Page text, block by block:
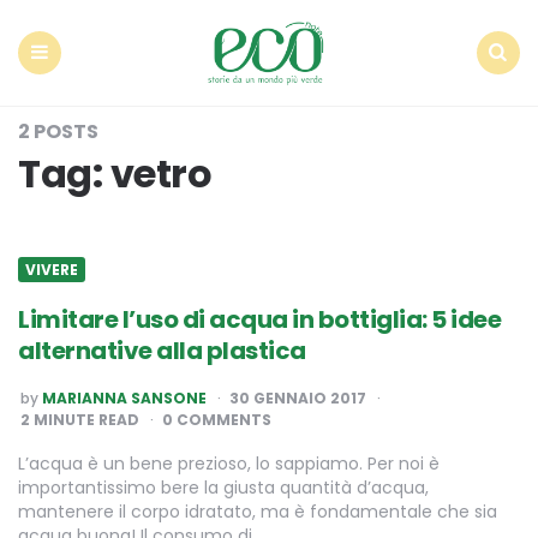
2 POSTS
Tag:vetro
VIVERE
Limitare l’uso di acqua in bottiglia: 5 idee
alternative alla plastica
POSTED
BY
by MARIANNA SANSONE
30 GENNAIO 2017
2 MINUTE READ 0 COMMENTS
L’acqua è un bene prezioso, lo sappiamo. Per noi è
importantissimo bere la giusta quantità d’acqua,
mantenere il corpo idratato, ma è fondamentale che sia